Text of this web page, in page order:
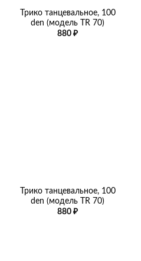
Трико танцевальное, 100
den (модель TR 70)
880 ₽
Трико танцевальное, 100
den (модель TR 70)
880 ₽